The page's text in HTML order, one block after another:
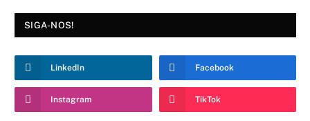
SIGA-NOS!
LinkedIn Facebook
Instagram TikTok